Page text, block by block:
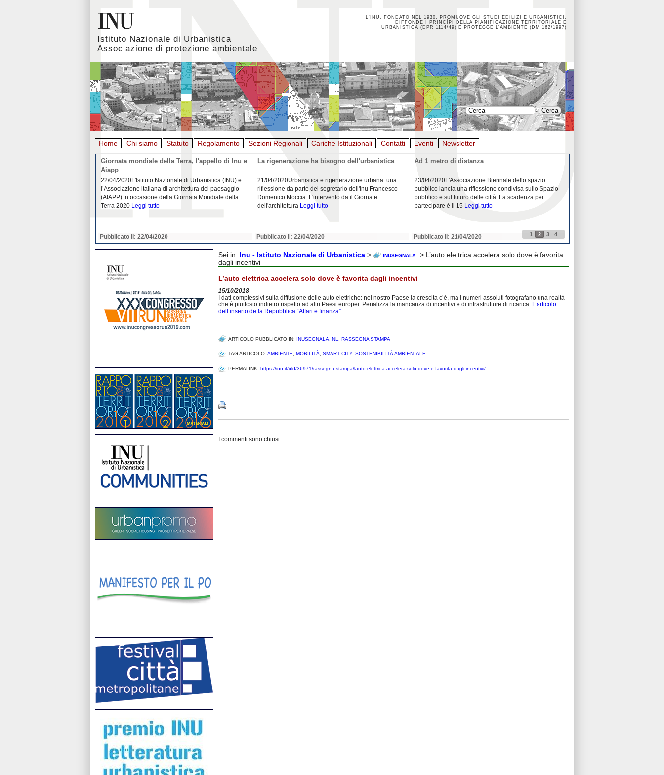
Istituto Nazionale di Urbanistica
Associazione di protezione ambientale
L'INU, FONDATO NEL 1930, PROMUOVE GLI STUDI EDILIZI E URBANISTICI,
DIFFONDE I PRINCÌPI DELLA PIANIFICAZIONE TERRITORIALE E
URBANISTICA (DPR 1114/49) E PROTEGGE L'AMBIENTE (DM 162/1997)
Home Chi siamo Statuto Regolamento Sezioni Regionali Cariche Istituzionali Contatti Eventi Newsletter
Giornata mondiale della Terra, l'appello di Inu e
Aiapp
22/04/2020L'Istituto Nazionale di Urbanistica (INU) e
l’Associazione italiana di architettura del paesaggio
(AIAPP) in occasione della Giornata Mondiale della
Terra 2020 Leggi tutto
Pubblicato il: 22/04/2020
La rigenerazione ha bisogno dell'urbanistica
21/04/2020Urbanistica e rigenerazione urbana: una
riflessione da parte del segretario dell'Inu Francesco
Domenico Moccia. L'intervento da il Giornale
dell'architettura Leggi tutto
Pubblicato il: 22/04/2020
Ad 1 metro di distanza
23/04/2020L'Associazione Biennale dello spazio
pubblico lancia una riflessione condivisa sullo Spazio
pubblico e sul futuro delle città. La scadenza per
partecipare è il 15 Leggi tutto
Pubblicato il: 21/04/2020 1 2 3 4
Sei in: Inu - Istituto Nazionale di Urbanistica > INUSEGNALA
> L’auto elettrica accelera solo dove è favorita
dagli incentivi
L’auto elettrica accelera solo dove è favorita dagli incentivi
15/10/2018
I dati complessivi sulla diffusione delle auto elettriche: nel nostro Paese la crescita c’è, ma i numeri assoluti fotografano una realtà
che è piuttosto indietro rispetto ad altri Paesi europei. Penalizza la mancanza di incentivi e di infrastrutture di ricarica. L’articolo
dell’inserto de la Repubblica “Affari e finanza”
ARTICOLO PUBBLICATO IN: INUSEGNALA NL RASSEGNA STAMPA
TAG ARTICOLO: AMBIENTE MOBILITÀ SMART CITY, SOSTENIBILITÀ AMBIENTALE
PERMALINK: https://inu.it/old/36971/rassegna-stampa/lauto-elettrica-accelera-solo-dove-e-favorita-dagli-incentivi/
I commenti sono chiusi.